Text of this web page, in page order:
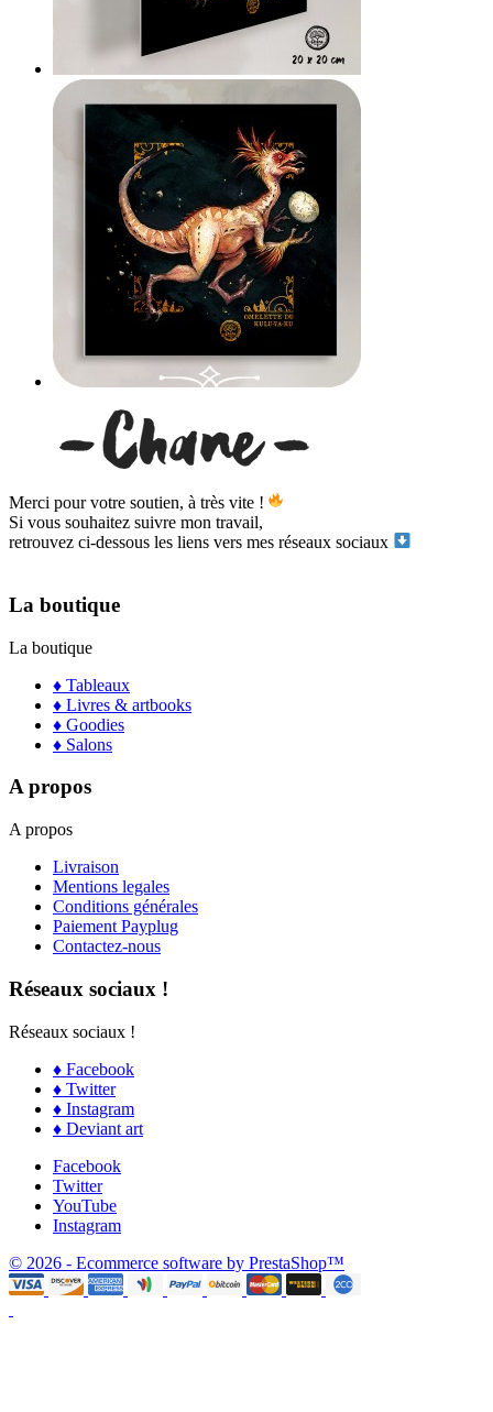
Merci pour votre soutien, à très vite !
Si vous souhaitez suivre mon travail,
retrouvez ci-dessous les liens vers mes réseaux sociaux
La boutique
La boutique
♦ Tableaux
♦ Livres & artbooks
♦ Goodies
♦ Salons
A propos
A propos
Livraison
Mentions legales
Conditions générales
Paiement Payplug
Contactez-nous
Réseaux sociaux !
Réseaux sociaux !
♦ Facebook
♦ Twitter
♦ Instagram
♦ Deviant art
Facebook
Twitter
YouTube
Instagram
© 2026 - Ecommerce software by PrestaShop™